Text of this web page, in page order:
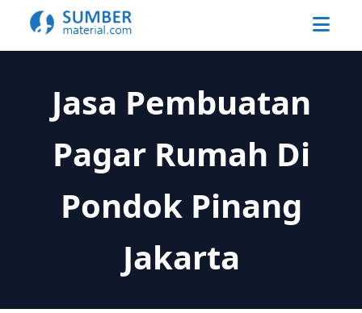
Jasa Pembuatan
Pagar Rumah Di
Pondok Pinang
Jakarta